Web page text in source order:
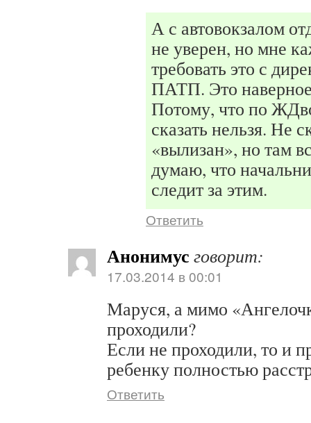
А с автовокзалом
не уверен, но мне
требовать это с
ПАТП. Это
Потому, что по
сказать нельзя. Не
«вылизан», но там
думаю, что
следит за этим.
Ответить
Анонимус говорит:
17.03.2014 в 00:01
Маруся, а мимо
проходили?
Если не проходили, то и
ребенку полностью
Ответить